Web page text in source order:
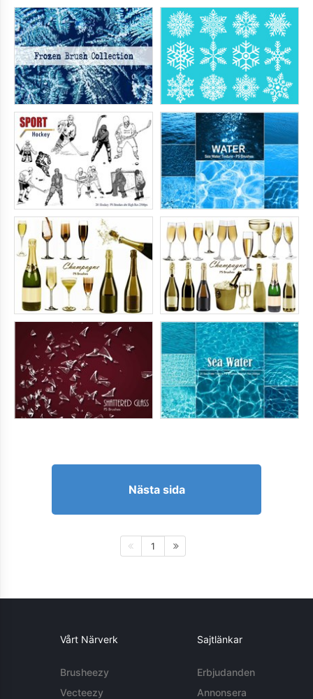
Nästa sida
1
Vårt Närverk
Brusheezy
Vecteezy
Sajtlänkar
Erbjudanden
Annonsera